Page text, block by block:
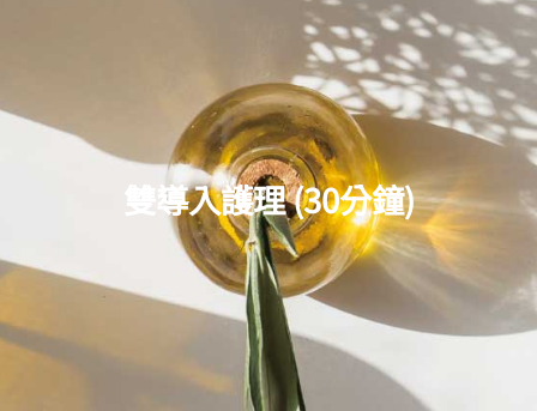
雙導入護理 (30分鐘)